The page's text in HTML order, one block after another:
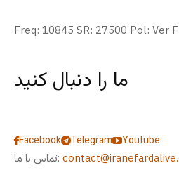
Freq: 10845 SR: 27500 Pol: Ver
ما را دنبال کنید
Facebook Telegram
Youtube
تماس با ما: